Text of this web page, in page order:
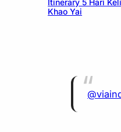
Khao Yai